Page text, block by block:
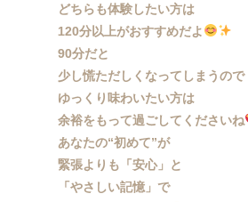
どちらも体験したい方は
120分以上がおすすめだよ
90分だと
少し慌ただしくなってしまうので
ゆっくり味わいたい方は
余裕をもって過ごしてくださいね
あなたの“初めて”が
緊張よりも「安心」と
「やさしい記憶」で